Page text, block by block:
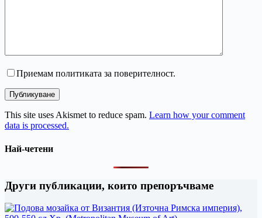
Приемам политиката за поверителност.
Публикуване
This site uses Akismet to reduce spam. Learn how your comment
data is processed.
Най-четени
Други публикации, които препоръчваме